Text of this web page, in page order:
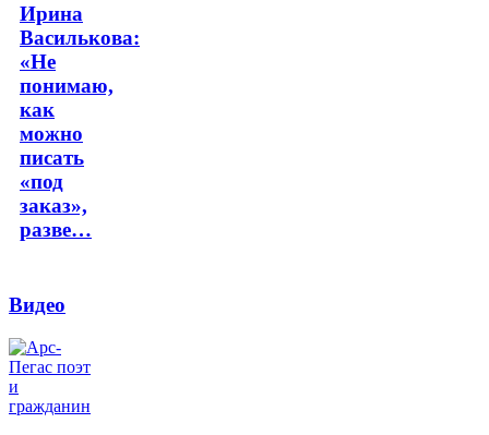
Ирина
Василькова:
«Не
понимаю,
как
можно
писать
«под
заказ»,
разве…
Видео